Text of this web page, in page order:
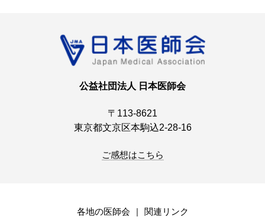
公益社団法人 日本医師会
〒113-8621
東京都文京区本駒込2-28-16
ご感想はこちら
各地の医師会 関連リンク